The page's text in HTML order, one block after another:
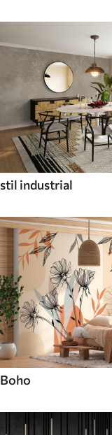
stil industrial
Boho